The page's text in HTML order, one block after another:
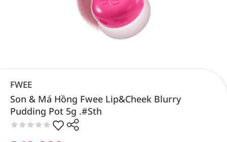
FWEE
Son & Má Hồng Fwee Lip&Cheek Blurry
Pudding Pot 5g .#Sth